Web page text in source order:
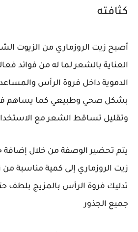
كثافته
أصبح زيت الروزماري من الزيوت
العناية بالشعر لما له من فوائد
الدموية داخل فروة الرأس
بشكل صحي وطبيعي كما يساهم في
وتقليل تساقط الشعر مع
يتم تحضير الوصفة من خلال
زيت الروزماري إلى كمية مناسبة من
تدليك فروة الرأس بالمزيج بلطف
جميع الجذور